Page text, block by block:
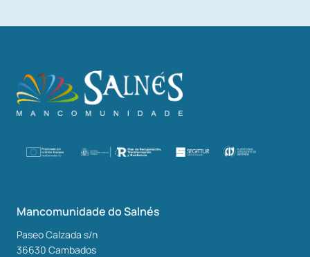
Mancomunidade do Salnés
Paseo Calzada s/n
36630 Cambados